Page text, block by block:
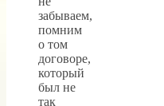
забываем,
помним
о том
договоре,
который
был не
так